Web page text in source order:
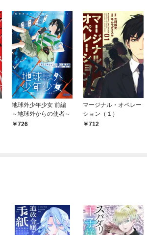
地球外少年少女 前編
～地球外からの使者～
726
マージナル・オペレー
ション（１）
712